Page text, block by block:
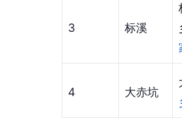
3 标溪
4 大赤坑